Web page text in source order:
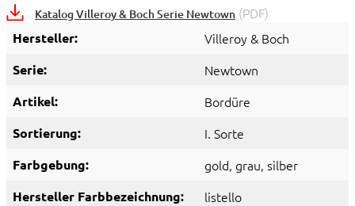
Katalog Villeroy & Boch Serie Newtown (PDF)
Hersteller: Villeroy & Boch
Serie: Newtown
Artikel: Bordüre
Sortierung: I. Sorte
Farbgebung: gold, grau, silber
Hersteller Farbbezeichnung: listello